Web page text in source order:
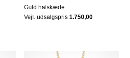
Guld halskæde
Vejl. udsalgspris1.750,00